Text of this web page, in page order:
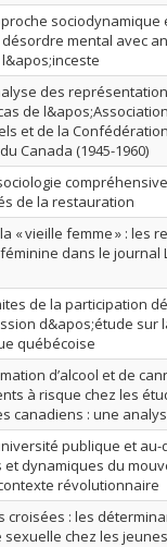
sociodynamique
mental avec
des
de
et de la
Canada (1945-1960)
de la restauration
« vieille femme » : les
dans le journal
de la participation
d&apos;étude sur
québécoise
d’alcool et de
à risque chez les
canadiens : une
publique et au-
et dynamiques du
révolutionnaire
croisées : les
chez les